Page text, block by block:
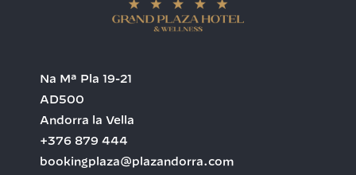
Na Mª Pla 19-21
AD500
Andorra la Vella
+376 879 444
bookingplaza@plazandorra.com